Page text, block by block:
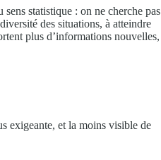
statistique : on ne cherche pas
des situations, à atteindre
plus d’informations nouvelles,
exigeante, et la moins visible de